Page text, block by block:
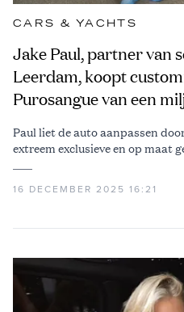
CARS & YACHTS
Jake Paul, partner van
Leerdam, koopt
Purosangue van een
Paul liet de auto aanpassen
extreem exclusieve en op maat
16 DECEMBER 2025 16:21